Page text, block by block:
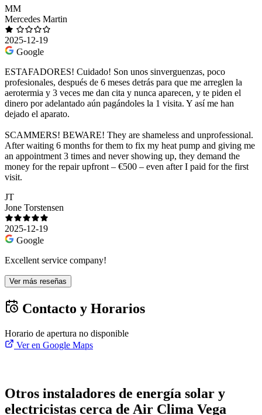
MM
Mercedes Martin
2025-12-19
Google
ESTAFADORES! Cuidado! Son unos sinverguenzas, poco
profesionales, después de 6 meses detrás para que me arreglen la
aerotermia y 3 veces me dan cita y nunca aparecen, y te piden el
dinero por adelantado aún pagándoles la 1 visita. Y así me han
dejado el aparato.
SCAMMERS! BEWARE! They are shameless and unprofessional.
After waiting 6 months for them to fix my heat pump and giving me
an appointment 3 times and never showing up, they demand the
money for the repair upfront – €500 – even after I paid for the first
visit.
JT
Jone Torstensen
2025-12-19
Google
Excellent service company!
Ver más reseñas
Contacto y Horarios
Horario de apertura no disponible
Ver en Google Maps
Otros instaladores de energía solar y
electricistas cerca de Air Clima Vega